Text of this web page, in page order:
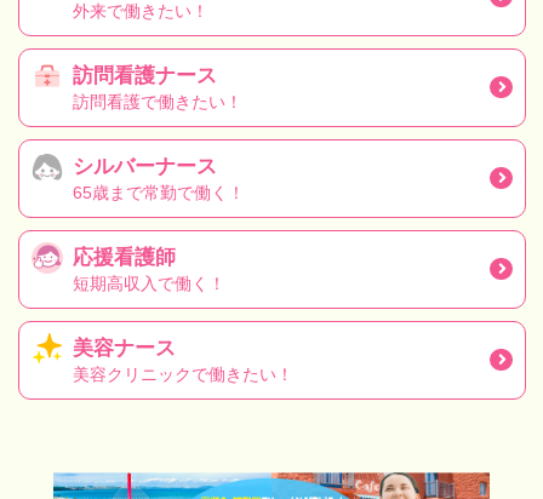
外来で働きたい！
訪問看護ナース
訪問看護で働きたい！
シルバーナース
65歳まで常勤で働く！
応援看護師
短期高収入で働く！
美容ナース
美容クリニックで働きたい！